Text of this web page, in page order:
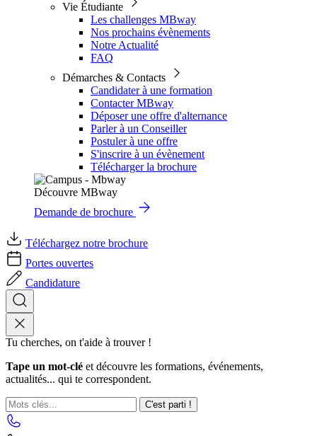
Vie Étudiante
Les challenges MBway
Nos prochains évènements
Notre Actualité
FAQ
Démarches & Contacts
Candidater à une formation
Contacter MBway
Déposer une offre d'alternance
Parler à un Conseiller
Postuler à une offre
S'inscrire à un évènement
Télécharger la brochure
Découvre MBway
Demande de brochure
Téléchargez notre brochure
Portes ouvertes
Candidature
Tu cherches, on t'aide à trouver !
Tape un mot-clé et découvre les formations, événements,
actualités... qui te correspondent.
C'est parti !